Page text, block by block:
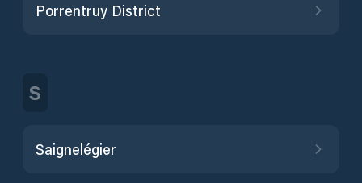
Porrentruy District
S
Saignelégier